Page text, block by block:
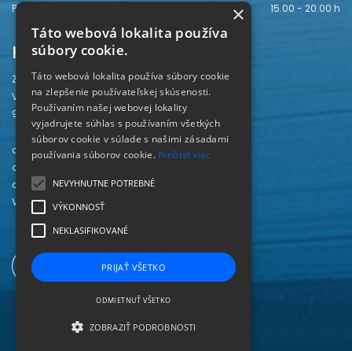
Piatok
15.00 - 20.00 h
Kontakt
Záhorská knižnica
Vajanského 28
905 01 Senica
odd. beletrie 034/654 3780
odd. odbornej literatúry 034/651 2710
odd. pre deti a mládež 034/654 6519
Viac kontaktov nájdete
×
Táto webová lokalita používa
súbory cookie.
Táto webová lokalita používa súbory cookie
na zlepšenie používateľskej skúsenosti.
Používaním našej webovej lokality
vyjadrujete súhlas s používaním všetkých
súborov cookie v súlade s našimi zásadami
používania súborov cookie. Prečítať viac
NEVYHNUTNE POTREBNÉ
VÝKONNOSŤ
NEKLASIFIKOVANÉ
PRIJAŤ VŠETKO
ODMIETNUŤ VŠETKO
ZOBRAZIŤ PODROBNOSTI